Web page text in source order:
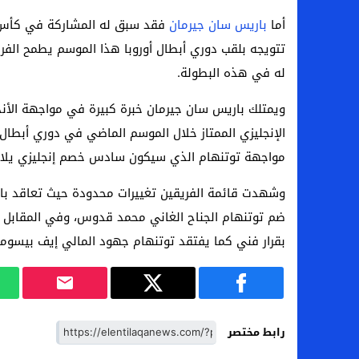
أما باريس سان جيرمان
تتويجه بلقب دوري أبطال أوروبا هذا الموسم يطمح
له في هذه البطولة.
ويمتلك باريس سان جيرمان خبرة كبيرة في مواجهة
الإنجليزي الممتاز خلال الموسم الماضي في دوري
مواجهة توتنهام الذي سيكون سادس خصم إنجليزي
وشهدت قائمة الفريقين تغييرات محدودة حيث تعاقد
ضم توتنهام الجناح الغاني محمد قدوس، وفي
بقرار فني كما يفتقد توتنهام جهود المالي إيف
رابط مختصر